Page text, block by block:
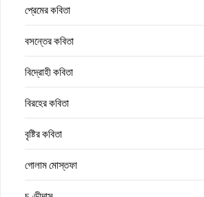
প্রেমের কবিতা
বসন্তের কবিতা
বিদ্রোহী কবিতা
বিরহের কবিতা
বৃষ্টির কবিতা
গোলাম মোস্তফা